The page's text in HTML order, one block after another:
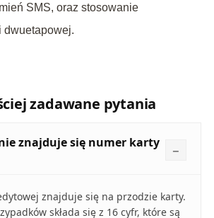
SMS, oraz stosowanie
dwuetapowej.
zadawane pytania
znajduje się numer karty
znajduje się na przodzie karty.
składa się z 16 cyfr, które są